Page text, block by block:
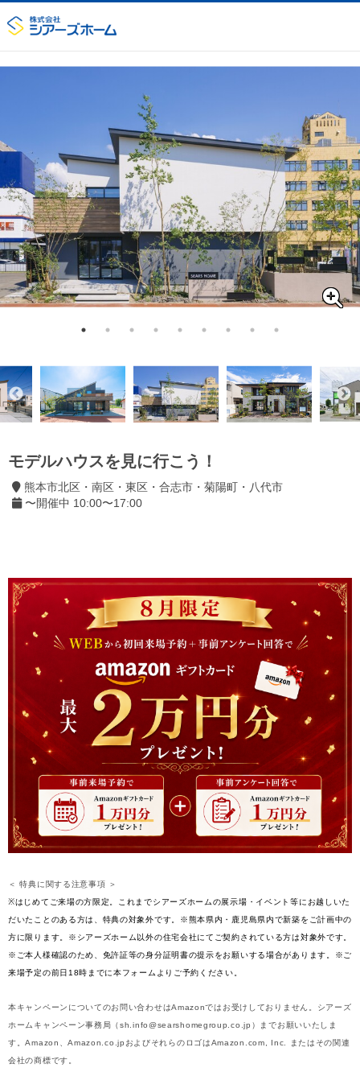
モデルハウスを見に行こう！
熊本市北区・南区・東区・合志市・菊陽町・八代市
〜開催中 10:00〜17:00
＜ 特典に関する注意事項 ＞
※はじめてご来場の方限定。これまでシアーズホームの展示場・イベント等にお越しいた
だいたことのある方は、特典の対象外です。※熊本県内・鹿児島県内で新築をご計画中の
方に限ります。※シアーズホーム以外の住宅会社にてご契約されている方は対象外です。
※ご本人様確認のため、免許証等の身分証明書の提示をお願いする場合があります。※ご
来場予定の前日18時までに本フォームよりご予約ください。
本キャンペーンについてのお問い合わせはAmazonではお受けしておりません。シアーズ
ホームキャンペーン事務局（sh.info@searshomegroup.co.jp）までお願いいたしま
す。Amazon、Amazon.co.jpおよびそれらのロゴはAmazon.com, Inc. またはその関連
会社の商標です。